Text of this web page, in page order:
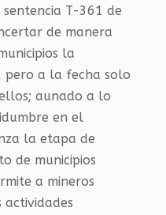
T-361 de
de manera
la
pero a la fecha solo
aunado a lo
en el
la etapa de
de municipios
a mineros
actividades